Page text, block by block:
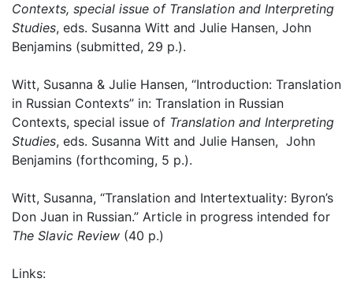
Contexts, special issue of Translation and Interpreting
Studies, eds. Susanna Witt and Julie Hansen, John
Benjamins (submitted, 29 p.).
Witt, Susanna & Julie Hansen, “Introduction: Translation
in Russian Contexts” in: Translation in Russian
Contexts, special issue of Translation and Interpreting
Studies, eds. Susanna Witt and Julie Hansen, John
Benjamins (forthcoming, 5 p.).
Witt, Susanna, “Translation and Intertextuality: Byron’s
Don Juan in Russian.” Article in progress intended for
The Slavic Review (40 p.)
Links: